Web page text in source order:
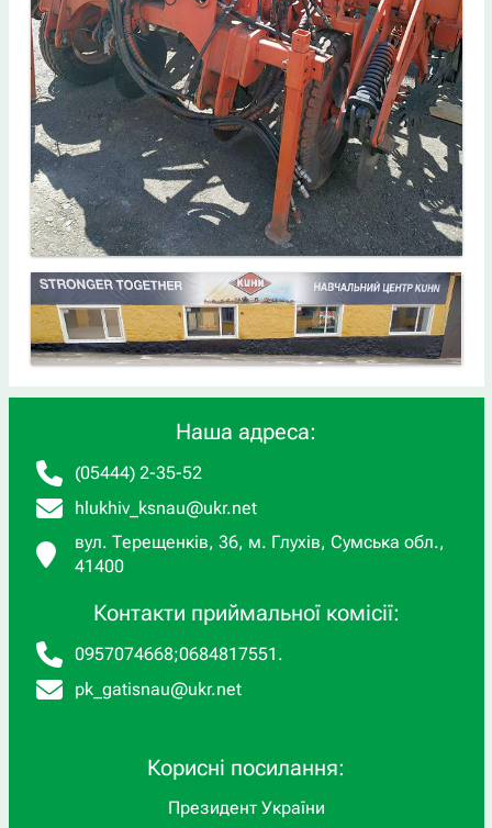
Наша адреса:
(05444) 2-35-52
hlukhiv_ksnau@ukr.net
вул. Терещенків, 36, м. Глухів, Сумська обл.,
41400
Контакти приймальної комісії:
0957074668;0684817551 .
pk_gatisnau@ukr.net
Корисні посилання:
Президент України